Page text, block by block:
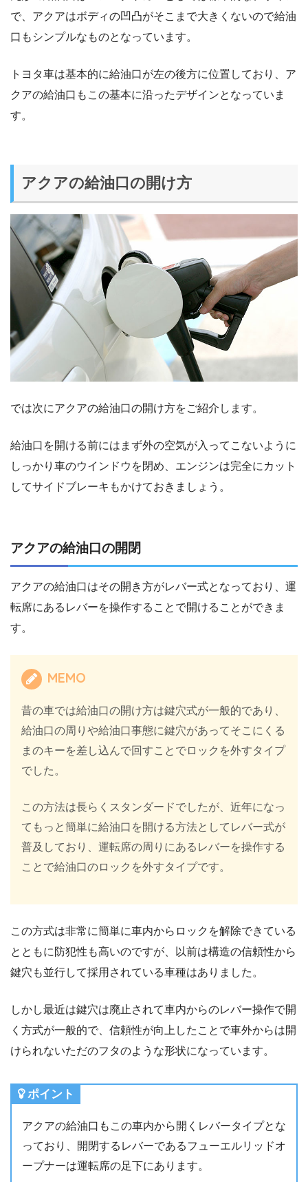
で、アクアはボディの凹凸がそこまで大きくないので給油
口もシンプルなものとなっています。
トヨタ車は基本的に給油口が左の後方に位置しており、ア
クアの給油口もこの基本に沿ったデザインとなっていま
す。
アクアの給油口の開け方
では次にアクアの給油口の開け方をご紹介します。
給油口を開ける前にはまず外の空気が入ってこないように
しっかり車のウインドウを閉め、エンジンは完全にカット
してサイドブレーキもかけておきましょう。
アクアの給油口の開閉
アクアの給油口はその開き方がレバー式となっており、運
転席にあるレバーを操作することで開けることができま
す。
MEMO
昔の車では給油口の開け方は鍵穴式が一般的であり、
給油口の周りや給油口事態に鍵穴があってそこにくる
まのキーを差し込んで回すことでロックを外すタイプ
でした。
この方法は長らくスタンダードでしたが、近年になっ
てもっと簡単に給油口を開ける方法としてレバー式が
普及しており、運転席の周りにあるレバーを操作する
ことで給油口のロックを外すタイプです。
この方式は非常に簡単に車内からロックを解除できている
とともに防犯性も高いのですが、以前は構造の信頼性から
鍵穴も並行して採用されている車種はありました。
しかし最近は鍵穴は廃止されて車内からのレバー操作で開
く方式が一般的で、信頼性が向上したことで車外からは開
けられないただのフタのような形状になっています。
ポイント
アクアの給油口もこの車内から開くレバータイプとな
っており、開閉するレバーであるフューエルリッドオ
ープナーは運転席の足下にあります。